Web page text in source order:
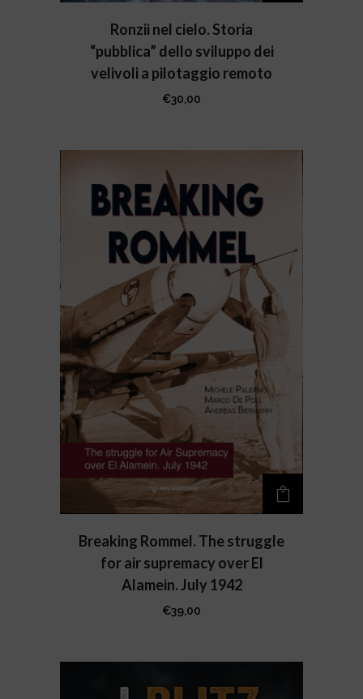
Ronzii nel cielo. Storia
“pubblica” dello sviluppo dei
velivoli a pilotaggio remoto
€30,00
Breaking Rommel. The struggle
for air supremacy over El
Alamein. July 1942
€39,00